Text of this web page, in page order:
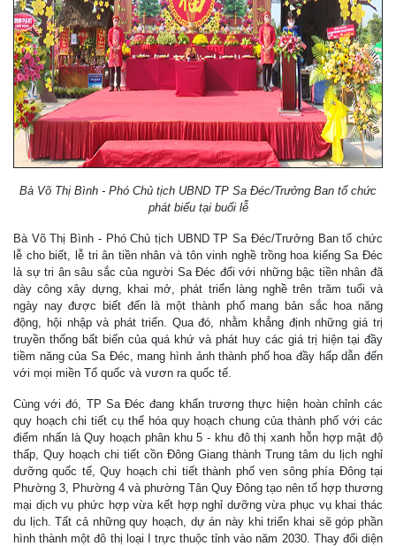
Bà Võ Thị Bình - Phó Chủ tịch UBND TP Sa Đéc/Trưởng Ban tổ chức
phát biểu tại buổi lễ
Bà Võ Thị Bình - Phó Chủ tịch UBND TP Sa Đéc/Trưởng Ban tổ chức
lễ cho biết, lễ tri ân tiền nhân và tôn vinh nghề trồng hoa kiểng Sa Đéc
là sự tri ân sâu sắc của người Sa Đéc đối với những bậc tiền nhân đã
dày công xây dựng, khai mở, phát triển làng nghề trên trăm tuổi và
ngày nay được biết đến là một thành phố mang bản sắc hoa năng
động, hội nhập và phát triển. Qua đó, nhằm khẳng định những giá trị
truyền thống bất biến của quá khứ và phát huy các giá trị hiện tại đầy
tiềm năng của Sa Đéc, mang hình ảnh thành phố hoa đầy hấp dẫn đến
với mọi miền Tổ quốc và vươn ra quốc tế.
Cùng với đó, TP Sa Đéc đang khẩn trương thực hiện hoàn chỉnh các
quy hoạch chi tiết cụ thể hóa quy hoạch chung của thành phố với các
điểm nhấn là Quy hoạch phân khu 5 - khu đô thị xanh hỗn hợp mật độ
thấp, Quy hoạch chi tiết cồn Đông Giang thành Trung tâm du lịch nghỉ
dưỡng quốc tế, Quy hoạch chi tiết thành phố ven sông phía Đông tại
Phường 3, Phường 4 và phường Tân Quy Đông tạo nên tổ hợp thương
mại dịch vụ phức hợp vừa kết hợp nghỉ dưỡng vừa phục vụ khai thác
du lịch. Tất cả những quy hoạch, dự án này khi triển khai sẽ góp phần
hình thành một đô thị loại I trực thuộc tỉnh vào năm 2030. Thay đổi diện